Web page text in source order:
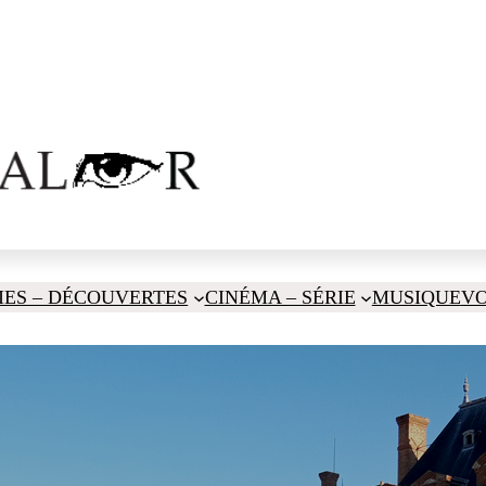
– DÉCOUVERTES CINÉMA – SÉRIE MUSIQUE